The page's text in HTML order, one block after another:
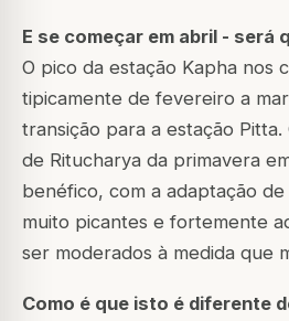
E se começar em abril - será
O pico da estação Kapha nos
tipicamente de fevereiro a
transição para a estação
de Ritucharya da primavera
benéfico, com a adaptação
muito picantes e fortemente
ser moderados à medida que
Como é que isto é diferente